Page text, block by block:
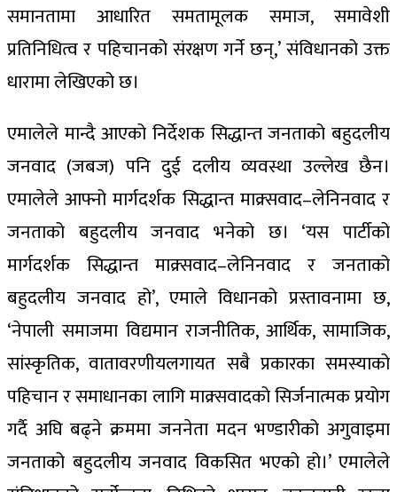
समानतामा आधारित समतामूलक समाज, समावेशी
प्रतिनिधित्व र पहिचानको संरक्षण गर्ने छन्,’ संविधानको उक्त
धारामा लेखिएको छ।
एमालेले मान्दै आएको निर्देशक सिद्धान्त जनताको बहुदलीय
जनवाद (जबज) पनि दुई दलीय व्यवस्था उल्लेख छैन।
एमालेले आफ्नो मार्गदर्शक सिद्धान्त माक्र्सवाद–लेनिनवाद र
जनताको बहुदलीय जनवाद भनेको छ। ‘यस पार्टीको
मार्गदर्शक सिद्धान्त माक्र्सवाद–लेनिनवाद र जनताको
बहुदलीय जनवाद हो’, एमाले विधानको प्रस्तावनामा छ,
‘नेपाली समाजमा विद्यमान राजनीतिक, आर्थिक, सामाजिक,
सांस्कृतिक, वातावरणीयलगायत सबै प्रकारका समस्याको
पहिचान र समाधानका लागि माक्र्सवादको सिर्जनात्मक प्रयोग
गर्दै अघि बढ्ने क्रममा जननेता मदन भण्डारीको अगुवाइमा
जनताको बहुदलीय जनवाद विकसित भएको हो।’ एमालेले